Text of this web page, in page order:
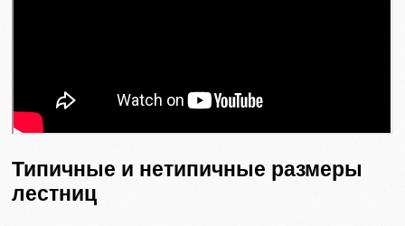
Типичные и нетипичные размеры
лестниц